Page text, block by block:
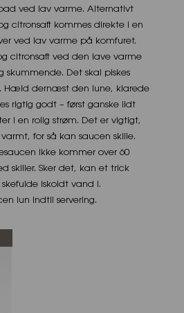
ved lav varme. Alternativt
citronsaft kommes direkte i en
ved lav varme på komfuret.
citronsaft ved den lave varme
skummende. Det skal piskes
Hæld dernæst den lune, klarede
rigtig godt – først ganske lidt
i en rolig strøm. Det er vigtigt,
for så kan saucen skille.
ikke kommer over 60
skiller. Sker det, kan et trick
iskoldt vand i.
lun indtil servering.